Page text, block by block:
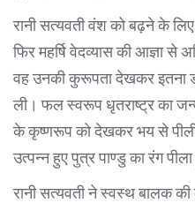
रानी सत्यवती वंश को बढ़ने के लिए
फिर महर्षि वेदव्यास की आज्ञा से
वह उनकी कुरूपता देखकर इतना
ली। फल स्वरूप धृतराष्ट्र का
के कृष्णरूप को देखकर भय से
उत्पन्न हुए पुत्र पाण्डु का रंग
रानी सत्यवती ने स्वस्थ बालक